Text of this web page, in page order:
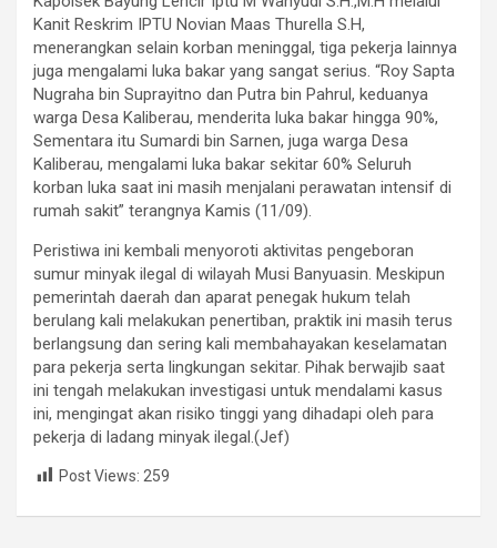
Kanit Reskrim IPTU Novian Maas Thurella S.H,
menerangkan selain korban meninggal, tiga pekerja lainnya
juga mengalami luka bakar yang sangat serius. “Roy Sapta
Nugraha bin Suprayitno dan Putra bin Pahrul, keduanya
warga Desa Kaliberau, menderita luka bakar hingga 90%,
Sementara itu Sumardi bin Sarnen, juga warga Desa
Kaliberau, mengalami luka bakar sekitar 60% Seluruh
korban luka saat ini masih menjalani perawatan intensif di
rumah sakit” terangnya Kamis (11/09).
Peristiwa ini kembali menyoroti aktivitas pengeboran
sumur minyak ilegal di wilayah Musi Banyuasin. Meskipun
pemerintah daerah dan aparat penegak hukum telah
berulang kali melakukan penertiban, praktik ini masih terus
berlangsung dan sering kali membahayakan keselamatan
para pekerja serta lingkungan sekitar. Pihak berwajib saat
ini tengah melakukan investigasi untuk mendalami kasus
ini, mengingat akan risiko tinggi yang dihadapi oleh para
pekerja di ladang minyak ilegal.(Jef)
Post Views: 259